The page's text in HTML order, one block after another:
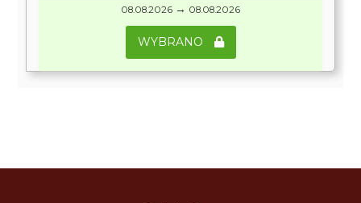
08.08.2026 → 08.08.2026
WYBRANO